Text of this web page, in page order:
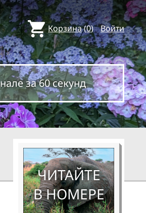
Корзина(0) Войти
за 60 секунд
ЧИТАЙТЕ
В НОМЕРЕ